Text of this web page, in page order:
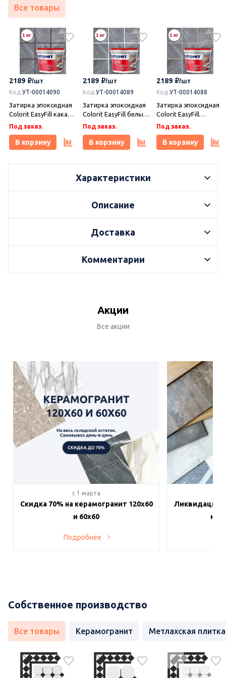
Все товары
2189
Код УТ-00014090
Затирка эпоксидная
Colorit EasyFill какао 1
кг, Плитонит
Под заказ.
В корзину
2189
Код УТ-00014089
Затирка эпоксидная
Colorit EasyFill белый
1 кг, Плитонит
Под заказ.
В корзину
2189
Код УТ-00014088
Затирка эпоксидная
Colorit EasyFill
бежевый 1 кг,
Плитонит
Под заказ.
В корзину
Характеристики
Описание
Доставка
Комментарии
Акции
Все акции
c 1 марта
Скидка 70% на керамогранит 120х60
и 60х60
Подробнее
Ликвидация
на
Собственное производство
Все товары Керамогранит Метлахская плитка